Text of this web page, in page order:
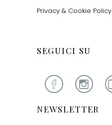
Privacy & Cookie Policy
SEGUICI SU
NEWSLETTER